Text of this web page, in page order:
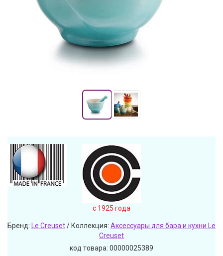
c 1925 года
Бренд: Le Creuset/ Коллекция: Аксессуары для бара и кухни Le
Creuset
код товара: 00000025389